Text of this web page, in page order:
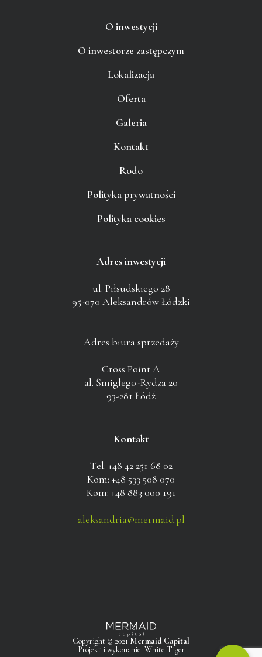
O inwestycji
O inwestorze zastępczym
Lokalizacja
Oferta
Galeria
Kontakt
Rodo
Polityka prywatności
Polityka cookies
Adres inwestycji
ul. Piłsudskiego 28
95-070 Aleksandrów Łódzki
Adres biura sprzedaży
Cross Point A
al. Śmigłego-Rydza 20
93-281 Łódź
Kontakt
Tel: +48 42 251 68 02
Kom: +48 533 508 070
Kom: +48 883 000 191
aleksandria@mermaid.pl
Copyright © 2021 Mermaid Capital
Projekt i wykonanie: White Tiger